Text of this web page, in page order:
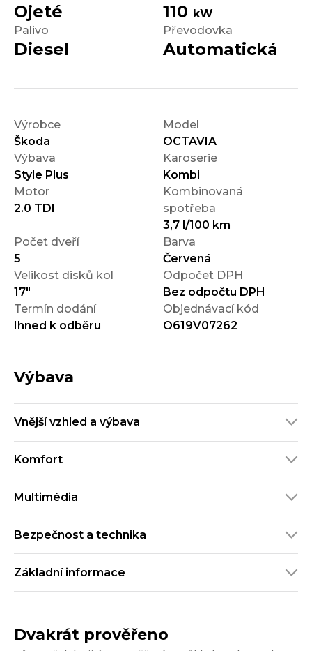
Ojeté 110 kW
Palivo
Diesel
Převodovka
Automatická
Výrobce
Škoda
Model
OCTAVIA
Výbava
Style Plus
Karoserie
Kombi
Motor
2.0 TDI
Kombinovaná
spotřeba
3,7 l/100 km
Počet dveří
5
Barva
Červená
Velikost disků kol
17"
Odpočet DPH
Bez odpočtu DPH
Termín dodání
Ihned k odběru
Objednávací kód
O619V07262
Výbava
Vnější vzhled a výbava
Komfort
Multimédia
Bezpečnost a technika
Základní informace
Dvakrát prověřeno